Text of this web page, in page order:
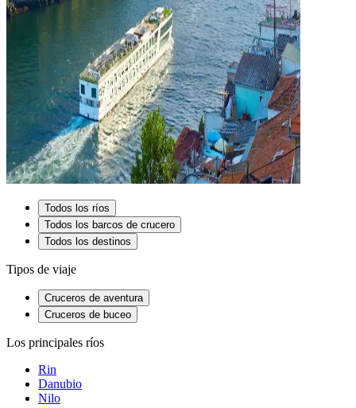
Todos los ríos
Todos los barcos de crucero
Todos los destinos
Tipos de viaje
Cruceros de aventura
Cruceros de buceo
Los principales ríos
Rin
Danubio
Nilo